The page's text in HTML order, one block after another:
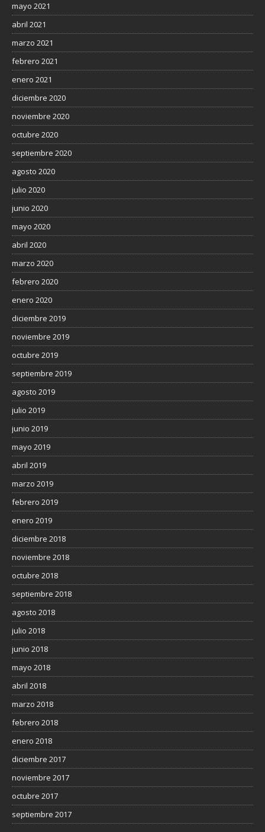
mayo 2021
abril 2021
marzo 2021
febrero 2021
enero 2021
diciembre 2020
noviembre 2020
octubre 2020
septiembre 2020
agosto 2020
julio 2020
junio 2020
mayo 2020
abril 2020
marzo 2020
febrero 2020
enero 2020
diciembre 2019
noviembre 2019
octubre 2019
septiembre 2019
agosto 2019
julio 2019
junio 2019
mayo 2019
abril 2019
marzo 2019
febrero 2019
enero 2019
diciembre 2018
noviembre 2018
octubre 2018
septiembre 2018
agosto 2018
julio 2018
junio 2018
mayo 2018
abril 2018
marzo 2018
febrero 2018
enero 2018
diciembre 2017
noviembre 2017
octubre 2017
septiembre 2017